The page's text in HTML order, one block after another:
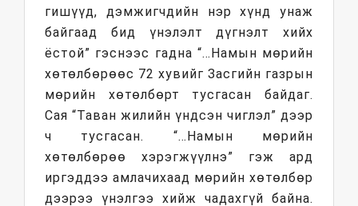
гишүүд, дэмжигчдийн нэр хүнд унаж
байгаад бид үнэлэлт дүгнэлт хийх
ёстой” гэснээс гадна “…Намын мөрийн
хөтөлбөрөөс 72 хувийг Засгийн газрын
мөрийн хөтөлбөрт тусгасан байдаг.
Сая “Таван жилийн үндсэн чиглэл” дээр
ч тусгасан. “…Намын мөрийн
хөтөлбөрөө хэрэгжүүлнэ” гэж ард
иргэддээ амлачихаад мөрийн хөтөлбөр
дээрээ үнэлгээ хийж чадахгүй байна.